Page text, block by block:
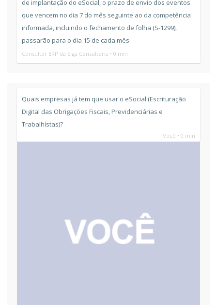
de implantação do eSocial, o prazo de envio dos eventos
que vencem no dia 7 do mês seguinte ao da competência
informada, incluindo o fechamento de folha (S-1299),
passarão para o dia 15 de cada mês.
Consultor ERP da Siga Consultoria • 0 min
Quais empresas já tem que usar o eSocial (Escrituração
Digital das Obrigações Fiscais, Previdenciárias e
Trabalhistas)?
Você • 0 min